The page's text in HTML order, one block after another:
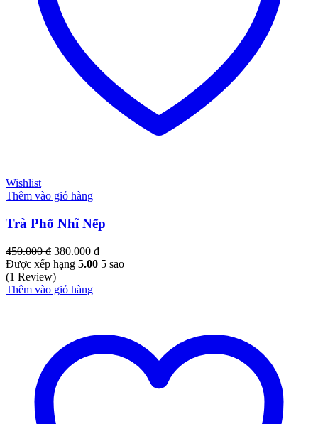
Wishlist
Thêm vào giỏ hàng
Trà Phổ Nhĩ Nếp
450.000₫ Giá
gốc
là:
450.000 ₫.
380.000 ₫Giá
hiện
Được xếp hạng 5.00 5 sao
(1 Review)
Thêm vào giỏ hàng